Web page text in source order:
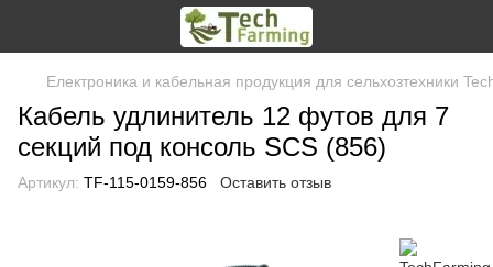
Електроника и кабельная продукция для сельхозтехники
Кабель удлинитель 12 футов для 7
секций под консоль SCS (856)
Артикул: TF-115-0159-856 Оставить отзыв